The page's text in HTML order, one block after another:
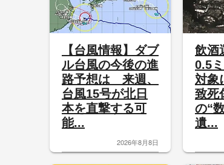
【台風情報】ダブ
ル台風の今後の進
路予想は 来週、
台風15号が北日
本を直撃する可
能...
2026年8月8日
飲酒
0.5
対
致死
の“
遺...